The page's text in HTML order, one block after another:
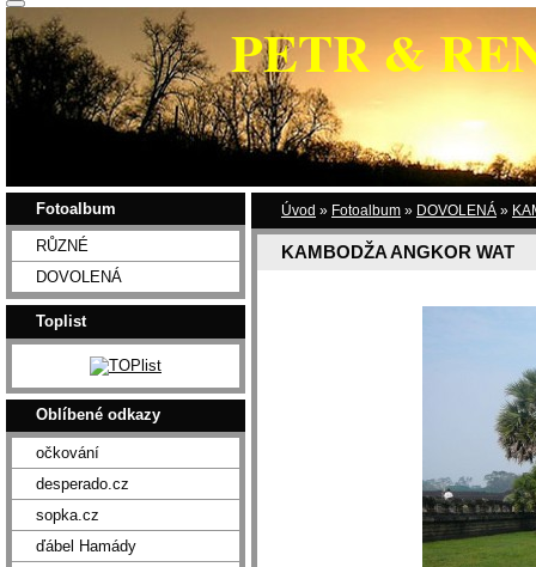
PETR &
Úvod » Fotoalbum » DOVOLENÁ »
KAMBODŽA ANGKOR WAT
Fotoalbum
RŮZNÉ
DOVOLENÁ
Toplist
Oblíbené odkazy
očkování
desperado.cz
sopka.cz
ďábel Hamády